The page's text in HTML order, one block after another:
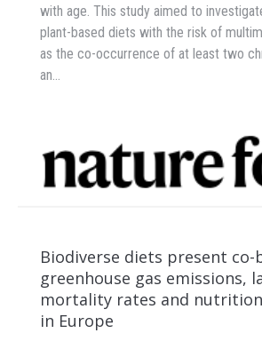
with age. This study aimed to
plant-based diets with the risk of
as the co-occurrence of at least two
an…
Biodiverse diets present
greenhouse gas emissions,
mortality rates and
in Europe